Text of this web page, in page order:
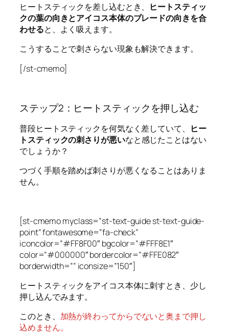
ヒートスティックを差し込むとき、
ヒートスティッ
クの葉の向きとアイコス本体のブレードの向きを合
わせると、よく吸えます。
こうすることで刺さらない現象も解決できます。
[/st-cmemo]
ステップ2：ヒートスティックを押し込む
普段ヒートスティックを何気なく差していて、
ヒー
トスティックの刺さりが悪いなと感じたことはない
でしょうか？
つづく手順を踏めば刺さりが悪くなることはありま
せん。
[st-cmemo myclass=”st-text-guide st-text-guide-
point” fontawesome=”fa-check”
iconcolor=”#FF8F00″ bgcolor=”#FFF8E1″
color=”#000000″ bordercolor=”#FFE082″
borderwidth=”” iconsize=”150″]
ヒートスティックをアイコス本体に刺すとき、少し
押し込んでみます。
このとき、 加熱が終わってからでないと奥まで押し
込めません。